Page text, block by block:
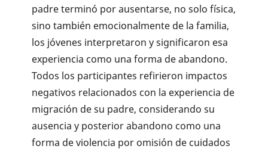
padre terminó por ausentarse, no solo física,
sino también emocionalmente de la familia,
los jóvenes interpretaron y significaron esa
experiencia como una forma de abandono.
Todos los participantes refirieron impactos
negativos relacionados con la experiencia de
migración de su padre, considerando su
ausencia y posterior abandono como una
forma de violencia por omisión de cuidados